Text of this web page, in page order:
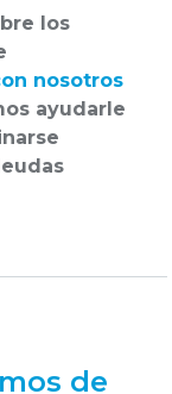
los
nosotros
ayudarle
de